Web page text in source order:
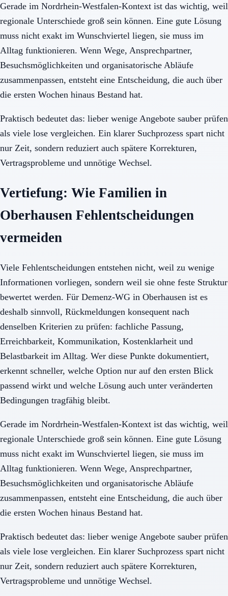
Gerade im Nordrhein-Westfalen-Kontext ist das wichtig, weil
regionale Unterschiede groß sein können. Eine gute Lösung
muss nicht exakt im Wunschviertel liegen, sie muss im
Alltag funktionieren. Wenn Wege, Ansprechpartner,
Besuchsmöglichkeiten und organisatorische Abläufe
zusammenpassen, entsteht eine Entscheidung, die auch über
die ersten Wochen hinaus Bestand hat.
Praktisch bedeutet das: lieber wenige Angebote sauber prüfen
als viele lose vergleichen. Ein klarer Suchprozess spart nicht
nur Zeit, sondern reduziert auch spätere Korrekturen,
Vertragsprobleme und unnötige Wechsel.
Vertiefung: Wie Familien in
Oberhausen Fehlentscheidungen
vermeiden
Viele Fehlentscheidungen entstehen nicht, weil zu wenige
Informationen vorliegen, sondern weil sie ohne feste Struktur
bewertet werden. Für Demenz-WG in Oberhausen ist es
deshalb sinnvoll, Rückmeldungen konsequent nach
denselben Kriterien zu prüfen: fachliche Passung,
Erreichbarkeit, Kommunikation, Kostenklarheit und
Belastbarkeit im Alltag. Wer diese Punkte dokumentiert,
erkennt schneller, welche Option nur auf den ersten Blick
passend wirkt und welche Lösung auch unter veränderten
Bedingungen tragfähig bleibt.
Gerade im Nordrhein-Westfalen-Kontext ist das wichtig, weil
regionale Unterschiede groß sein können. Eine gute Lösung
muss nicht exakt im Wunschviertel liegen, sie muss im
Alltag funktionieren. Wenn Wege, Ansprechpartner,
Besuchsmöglichkeiten und organisatorische Abläufe
zusammenpassen, entsteht eine Entscheidung, die auch über
die ersten Wochen hinaus Bestand hat.
Praktisch bedeutet das: lieber wenige Angebote sauber prüfen
als viele lose vergleichen. Ein klarer Suchprozess spart nicht
nur Zeit, sondern reduziert auch spätere Korrekturen,
Vertragsprobleme und unnötige Wechsel.